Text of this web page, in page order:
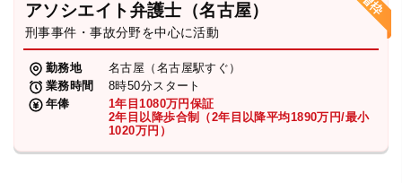
アソシエイト弁護士（名古屋）
刑事事件・事故分野を中心に活動
勤務地
名古屋（名古屋駅すぐ）
業務時間
8時50分スタート
年俸
1年目1080万円保証
2年目以降歩合制（2年目以降平均1890万円/最小
1020万円）
弁護士・税理士
費用